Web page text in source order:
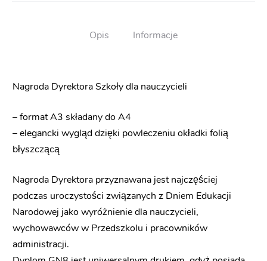
Opis Informacje
Nagroda Dyrektora Szkoły dla nauczycieli
– format A3 składany do A4
– elegancki wygląd dzięki powleczeniu okładki folią
błyszczącą
Nagroda Dyrektora przyznawana jest najczęściej
podczas uroczystości związanych z Dniem Edukacji
Narodowej jako wyróżnienie dla nauczycieli,
wychowawców w Przedszkolu i pracowników
administracji.